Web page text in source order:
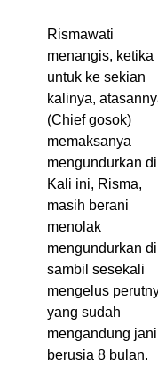
Rismawati
menangis, ketika
untuk ke sekian
kalinya,
(Chief gosok)
memaksanya
mengundurkan
Kali ini, Risma,
masih berani
menolak
mengundurkan
sambil sesekali
mengelus
yang sudah
mengandung
berusia 8 bulan.